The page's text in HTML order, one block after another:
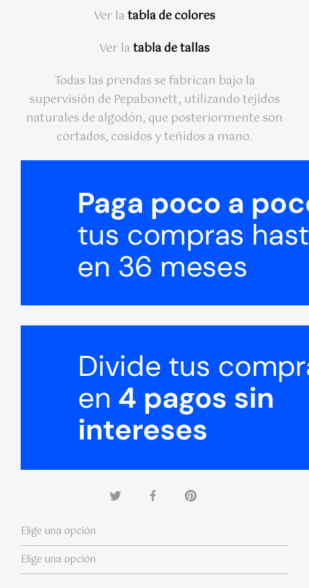
Ver latabla de colores
Ver latabla de tallas
Todas las prendas se fabrican bajo la
supervisión de Pepabonett, utilizando tejidos
naturales de algodón, que posteriormente son
cortados, cosidos y teñidos a mano.